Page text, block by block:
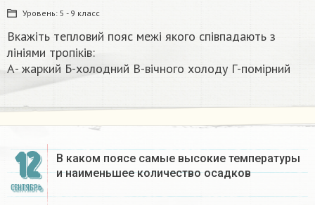
Уровень: 5 - 9 класс
Вкажіть тепловий пояс межі якого співпадають з
лініями тропіків:
А- жаркий Б-холодний В-вічного холоду Г-помірний​
12
СЕНТЯБРЬ
В каком поясе самые высокие температуры
и наименьшее количество осадков​